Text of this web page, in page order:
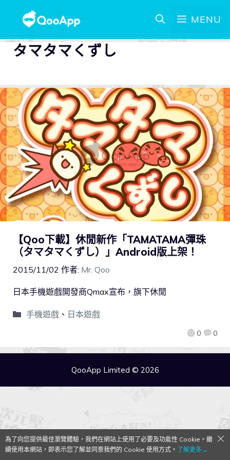
MENU
タマタマくずし
【Qoo下載】休閒新作「TAMATAMA彈珠
（タマタマくずし）」Android版上架！
2015/11/02 作者: Mr. Qoo
0 0
日本手機遊戲開發商Qmax宣布，旗下休閒
手機遊戲、 日本遊戲
QooApp Limited © 2026
為了向您提供最佳瀏覽體驗，我們在網站上使用了必要及功能性 Cookie。繼
續使用本網站，即表示您了解並同意我們的 Cookie 使用方式。 了解更多→